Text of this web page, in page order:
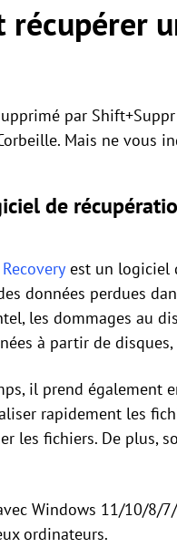
récupérer
par
Mais ne vous
de
est un logiciel
données perdues
les dommages au
à partir de disques,
il prend également
rapidement les
les fichiers. De plus,
Windows 11/10/8/
ordinateurs.